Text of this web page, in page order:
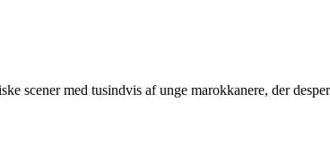
scener med tusindvis af unge marokkanere, der